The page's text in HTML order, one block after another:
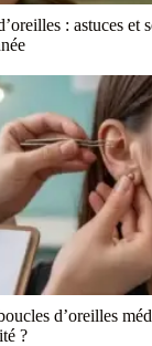
: astuces et
d’oreilles
?